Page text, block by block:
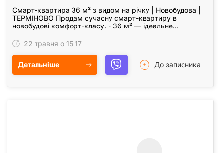
Смарт-квартира 36 м² з видом на річку | Новобудова |
ТЕРМІНОВО Продам сучасну смарт-квартиру в
новобудові комфорт-класу. - 36 м² — ідеальне
опалення…
22 травня о 15:17
Детальніше До записника